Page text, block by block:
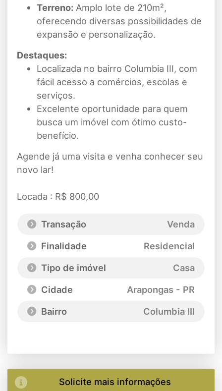
Terreno: Amplo lote de 210m²,
oferecendo diversas possibilidades de
expansão e personalização.
Destaques:
Localizada no bairro Columbia III, com
fácil acesso a comércios, escolas e
serviços.
Excelente oportunidade para quem
busca um imóvel com ótimo custo-
benefício.
Agende já uma visita e venha conhecer seu
novo lar!
Locada : R$ 800,00
Transação
Venda
Finalidade
Residencial
Tipo de imóvel
Casa
Cidade
Arapongas - PR
Bairro
Columbia III
Solicite mais informações